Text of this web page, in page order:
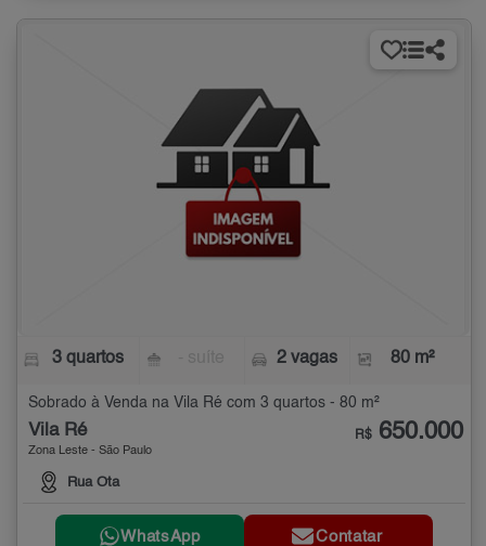
3 quartos 2 vagas 80 m²
Sobrado à Venda na Vila Ré com 3 quartos - 80 m²
Vila Ré
Zona Leste - São Paulo
Rua Ota
R$ 650.000
WhatsApp Contatar